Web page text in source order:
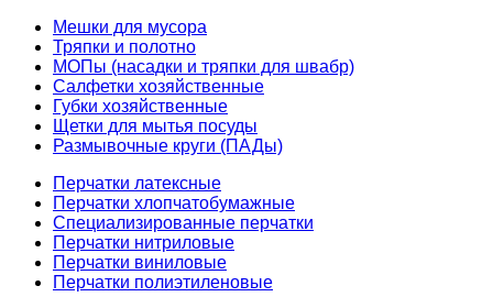
Мешки для мусора
Тряпки и полотно
МОПы (насадки и тряпки для швабр)
Салфетки хозяйственные
Губки хозяйственные
Щетки для мытья посуды
Размывочные круги (ПАДы)
Перчатки латексные
Перчатки хлопчатобумажные
Специализированные перчатки
Перчатки нитриловые
Перчатки виниловые
Перчатки полиэтиленовые